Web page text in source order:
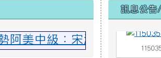
阿美中級：宋湘慈 撒奇萊
右邊區
訊息公告